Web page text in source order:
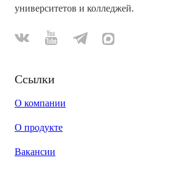
университетов и колледжей.
Ссылки
О компании
О продукте
Вакансии